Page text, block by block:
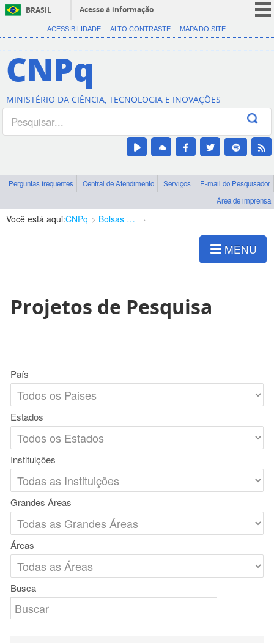
BRASIL
Acesso à informação
CORONAVÍRUS (COVID-19)
Canais
ACESSIBILIDADE ALTO CONTRASTE MAPA DO SITE
CNPq
MINISTÉRIO DA CIÊNCIA, TECNOLOGIA E INOVAÇÕES
Perguntas frequentes Central de Atendimento Serviços
E-mail do Pesquisador
Área de imprensa
Você está aqui:CNPq Bolsas e Auxílios Vigentes
MENU
Projetos de Pesquisa
País
Estados
Instituições
Grandes Áreas
Áreas
Busca